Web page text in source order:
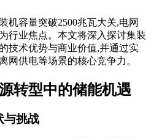
机容量突破2500兆瓦大关,电网
行业焦点。本文将深入探讨集装
技术优势与商业价值,并通过实
网供电等场景的核心竞争力。
转型中的储能机遇
与挑战